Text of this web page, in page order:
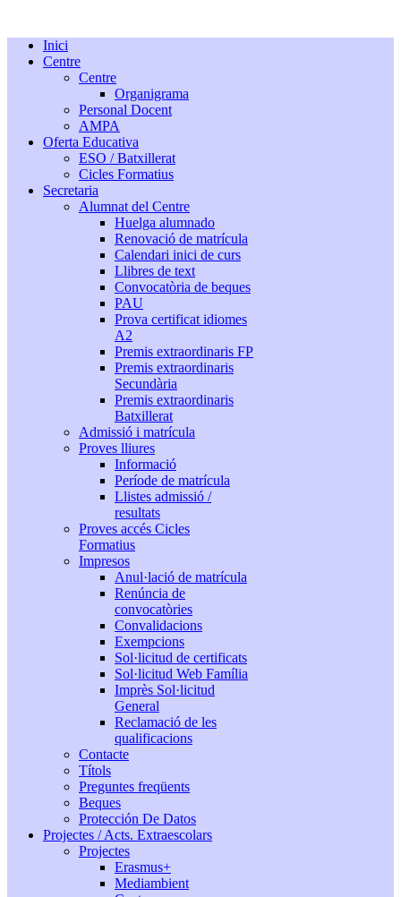
Inici
Centre
Centre
Organigrama
Personal Docent
AMPA
Oferta Educativa
ESO / Batxillerat
Cicles Formatius
Secretaria
Alumnat del Centre
Huelga alumnado
Renovació de matrícula
Calendari inici de curs
Llibres de text
Convocatòria de beques
PAU
Prova certificat idiomes
A2
Premis extraordinaris FP
Premis extraordinaris
Secundària
Premis extraordinaris
Batxillerat
Admissió i matrícula
Proves lliures
Informació
Període de matrícula
Llistes admissió /
resultats
Proves accés Cicles
Formatius
Impresos
Anul·lació de matrícula
Renúncia de
convocatòries
Convalidacions
Exempcions
Sol·licitud de certificats
Sol·licitud Web Família
Imprès Sol·licitud
General
Reclamació de les
qualificacions
Contacte
Títols
Preguntes freqüents
Beques
Protección De Datos
Projectes / Acts. Extraescolars
Projectes
Erasmus+
Mediambient